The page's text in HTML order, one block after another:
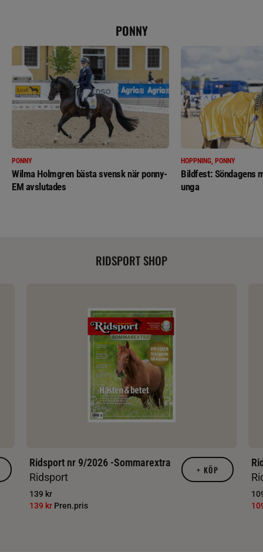
PONNY
PONNY
Wilma Holmgren bästa svensk när ponny-
EM avslutades
HOPPNING, PONNY
Bildfest: Söndagens
unga
RIDSPORT SHOP
Ridsport nr 9/2026 -Sommarextra
Ridsport
139 kr
139 kr Pren.pris
+ KÖP